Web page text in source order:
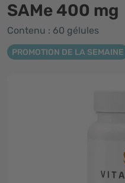
SAMe 400 mg
Contenu : 60 gélules
PROMOTION DE LA SEMAINE